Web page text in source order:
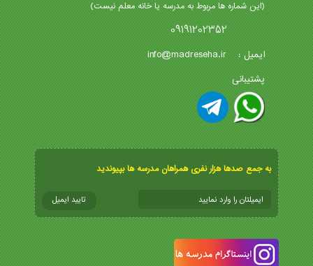
(این شماره ها مربوط به مدرسه یا خانه معلم نیست)
09191202352
ایمیل : info@madreseha.ir
پشتیبانی
به جمع صدها هزار نفری همراهان مدرسه ها بپیوندید